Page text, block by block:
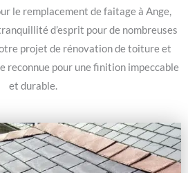
le remplacement de faitage à Ange,
d’esprit pour de nombreuses
projet de rénovation de toiture et
reconnue pour une finition impeccable
et durable.